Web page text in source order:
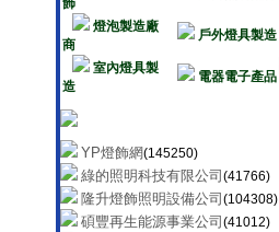
飾
燈泡製造廠
商
戶外燈具製造
室內燈具製
造
電器電子產品
YP燈飾網(145250)
綠的照明科技有限公司 (41766)
隆升燈飾照明設備公司 (104308)
碩豐再生能源事業公司 (41012)